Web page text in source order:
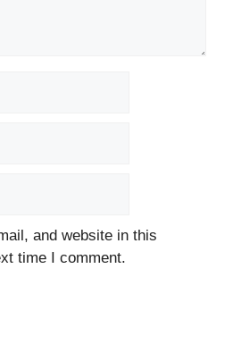
and website in this
time I comment.